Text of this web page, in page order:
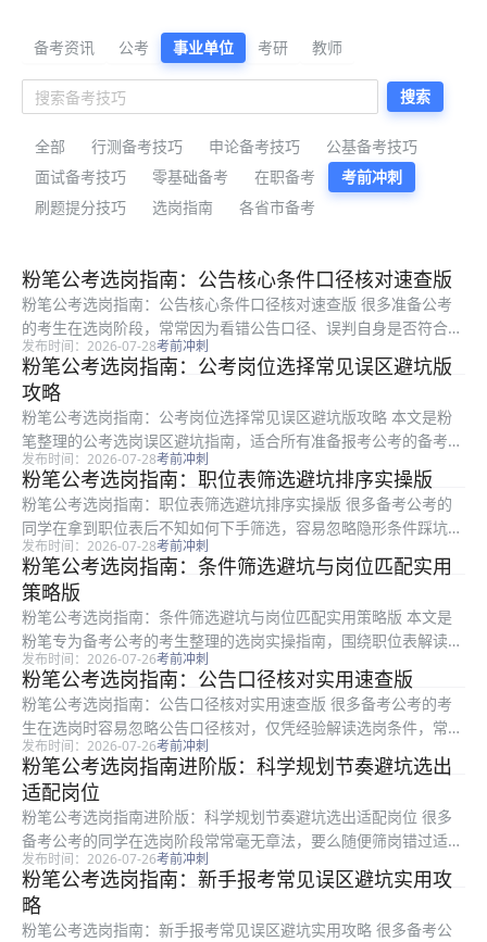
公考备考资料与公告解读
备考资讯 公考 事业单位 考研 教师
搜索
全部 行测备考技巧 申论备考技巧
公基备考技巧
面试备考技巧
零基础备考 在职备考
考前冲刺
刷题提分技巧
选岗指南 各省市备考
最新公考备考资料
粉笔公考选岗指南：公告核心条件口径核对速查版
粉笔公考选岗指南：公告核心条件口径核对速查版 很多准备公考
的考生在选岗阶段，常常因为看错公告口径、误判自身是否符合报
考条件，白白错失合适的报考机会。本文是粉笔整理的公考选岗阶
段公告口径核对的实用指南，适合所有准备参加公考报考的考生参
考使用，...
发布时间：2026-07-28考前冲刺
粉笔公考选岗指南：公考岗位选择常见误区避坑版
攻略
粉笔公考选岗指南：公考岗位选择常见误区避坑版攻略 本文是粉
笔整理的公考选岗误区避坑指南，适合所有准备报考公考的备考考
生参考，针对岗位选择过程中最容易踩的常见误区进行系统梳理，
涵盖职位表条件阅读、基层项目资格认定、三不限岗位隐形门槛、
异地选岗...
发布时间：2026-07-28考前冲刺
粉笔公考选岗指南：职位表筛选避坑排序实操版
粉笔公考选岗指南：职位表筛选避坑排序实操版 很多备考公考的
同学在拿到职位表后不知如何下手筛选，容易忽略隐形条件踩坑，
最终错过合适的报考机会。本文是粉笔推出的实操型选岗指南，适
合所有处于报考阶段、正在进行考前冲刺的考生阅读。全文从硬性
条件初筛...
发布时间：2026-07-28考前冲刺
粉笔公考选岗指南：条件筛选避坑与岗位匹配实用
策略版
粉笔公考选岗指南：条件筛选避坑与岗位匹配实用策略版 本文是
粉笔专为备考公考的考生整理的选岗实操指南，围绕职位表解读、
条件筛选、陷阱规避、岗位匹配等核心问题展开，全文包含可直接
照做的筛选步骤、常见易错误区梳理和合规核对流程，适合所有即
将报考公...
发布时间：2026-07-26考前冲刺
粉笔公考选岗指南：公告口径核对实用速查版
粉笔公考选岗指南：公告口径核对实用速查版 很多备考公考的考
生在选岗时容易忽略公告口径核对，仅凭经验解读选岗条件，常常
出现资格审核不通过的问题。本文是粉笔整理的公告口径核对选岗
指南，适合所有备考公考准备选岗的考生参考，内容围绕选岗各环
节的公告...
发布时间：2026-07-26考前冲刺
粉笔公考选岗指南进阶版：科学规划节奏避坑选出
适配岗位
粉笔公考选岗指南进阶版：科学规划节奏避坑选出适配岗位 很多
备考公考的同学在选岗阶段常常毫无章法，要么随便筛岗错过适配
机会，要么踩了隐形规则坑影响后续发展。本文是粉笔出品的公考
选岗进阶指南，面向所有备考公考的考生，从选岗前置信息核对、
自身条件...
发布时间：2026-07-26考前冲刺
粉笔公考选岗指南：新手报考常见误区避坑实用攻
略
粉笔公考选岗指南：新手报考常见误区避坑实用攻略 很多备考公